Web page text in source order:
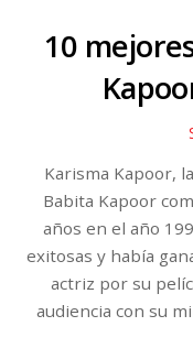
10
Karisma Kapoor,
Babita Kapoor
años en el año
exitosas y había
actriz por su
audiencia con su